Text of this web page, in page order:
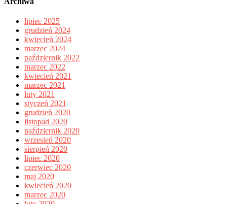
lipiec 2025
grudzień 2024
kwiecień 2024
marzec 2024
październik 2022
marzec 2022
kwiecień 2021
marzec 2021
luty 2021
styczeń 2021
grudzień 2020
listopad 2020
październik 2020
wrzesień 2020
sierpień 2020
lipiec 2020
czerwiec 2020
maj 2020
kwiecień 2020
marzec 2020